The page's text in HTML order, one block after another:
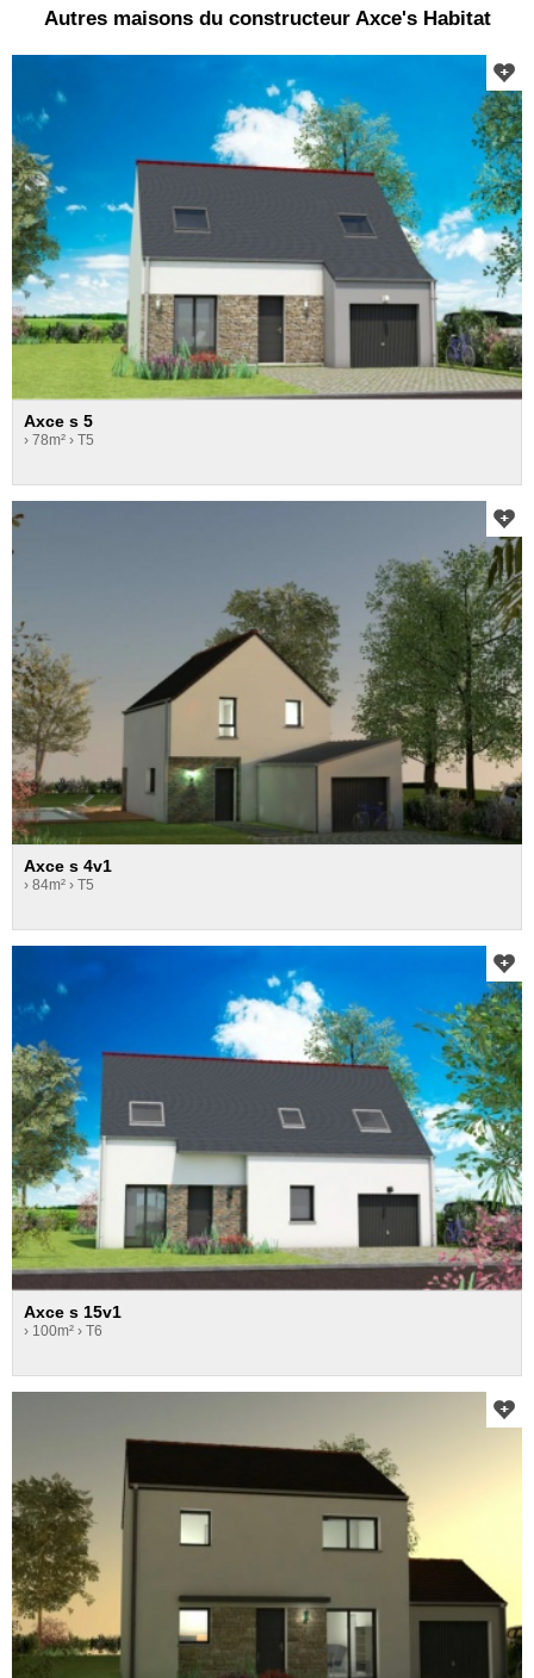
Autres maisons du constructeur Axce's Habitat
Axce s 5
› 78m² › T5
Axce s 4v1
› 84m² › T5
Axce s 15v1
› 100m² › T6